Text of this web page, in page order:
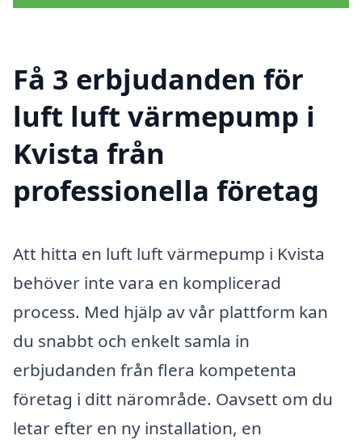
Få 3 erbjudanden för
luft luft värmepump i
Kvista från
professionella företag
Att hitta en luft luft värmepump i Kvista
behöver inte vara en komplicerad
process. Med hjälp av vår plattform kan
du snabbt och enkelt samla in
erbjudanden från flera kompetenta
företag i ditt närområde. Oavsett om du
letar efter en ny installation, en